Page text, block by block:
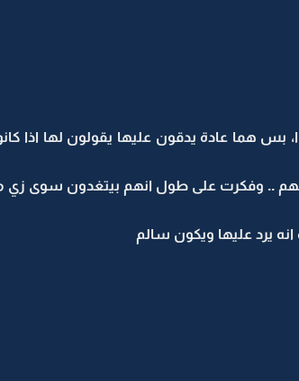
بس هما عادة يدقون عليها يقولون لها اذا
.. وفكرت على طول انهم بيتغدون سوى زي
يرد عليها ويكون سالم